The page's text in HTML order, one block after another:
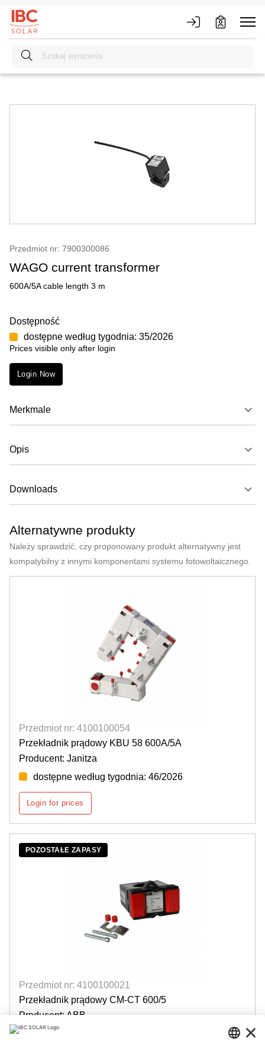
Przedmiot nr: 7900300086
WAGO current transformer
600A/5A cable length 3 m
Dostępność
dostępne według tygodnia: 35/2026
Prices visible only after login
Login Now
Merkmale
Opis
Downloads
Alternatywne produkty
Należy sprawdzić, czy proponowany produkt alternatywny jest
kompatybilny z innymi komponentami systemu fotowoltaicznego.
Przedmiot nr: 4100100054
Przekładnik prądowy KBU 58 600A/5A
Producent: Janitza
dostępne według tygodnia: 46/2026
Login for prices
POZOSTAŁE ZAPASY
Przedmiot nr: 4100100021
Przekładnik prądowy CM-CT 600/5
Producent: ABB
1 sztuka dostępna